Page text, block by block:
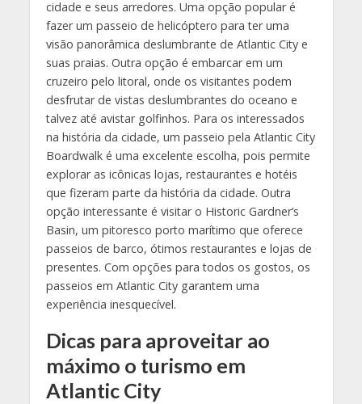
cidade e seus arredores. Uma opção popular é
fazer um passeio de helicóptero para ter uma
visão panorâmica deslumbrante de Atlantic City e
suas praias. Outra opção é embarcar em um
cruzeiro pelo litoral, onde os visitantes podem
desfrutar de vistas deslumbrantes do oceano e
talvez até avistar golfinhos. Para os interessados
na história da cidade, um passeio pela Atlantic City
Boardwalk é uma excelente escolha, pois permite
explorar as icônicas lojas, restaurantes e hotéis
que fizeram parte da história da cidade. Outra
opção interessante é visitar o Historic Gardner’s
Basin, um pitoresco porto marítimo que oferece
passeios de barco, ótimos restaurantes e lojas de
presentes. Com opções para todos os gostos, os
passeios em Atlantic City garantem uma
experiência inesquecível.
Dicas para aproveitar ao
máximo o turismo em
Atlantic City